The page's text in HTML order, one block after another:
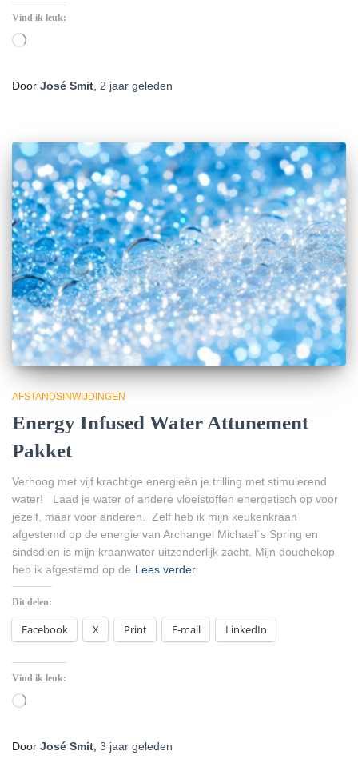
Vind ik leuk:
Aan
Door José Smit, 2 jaar geleden
AFSTANDSINWIJDINGEN
Energy Infused Water Attunement
Pakket
Verhoog met vijf krachtige energieën je trilling met stimulerend
water! Laad je water of andere vloeistoffen energetisch op voor
jezelf, maar voor anderen. Zelf heb ik mijn keukenkraan
afgestemd op de energie van Archangel Michael´s Spring en
sindsdien is mijn kraanwater uitzonderlijk zacht. Mijn douchekop
heb ik afgestemd op de Lees verder
Dit delen:
Facebook X Print E-mail LinkedIn
Vind ik leuk:
Aan
Door José Smit 3 jaar geleden